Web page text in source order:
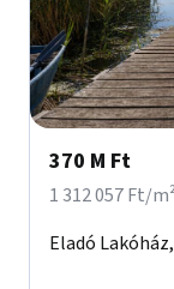
370 M Ft
1 312 057 Ft/
Eladó